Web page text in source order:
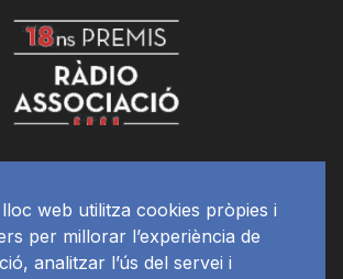
web utilitza cookies pròpies i
per millorar l’experiència de
analitzar l’ús del servei i